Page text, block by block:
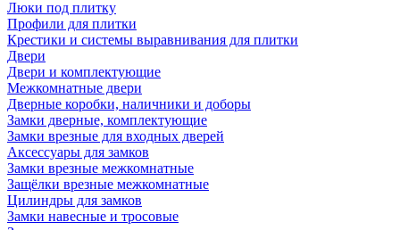
Люки под плитку
Профили для плитки
Крестики и системы выравнивания для плитки
Двери
Двери и комплектующие
Межкомнатные двери
Дверные коробки, наличники и доборы
Замки дверные, комплектующие
Замки врезные для входных дверей
Аксессуары для замков
Замки врезные межкомнатные
Защёлки врезные межкомнатные
Цилиндры для замков
Замки навесные и тросовые